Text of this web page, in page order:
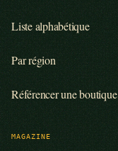
Liste alphabétique
Par région
Référencer une boutique
MAGAZINE